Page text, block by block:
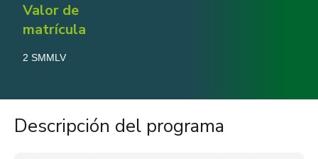
Valor de
matrícula
2 SMMLV
Descripción del programa